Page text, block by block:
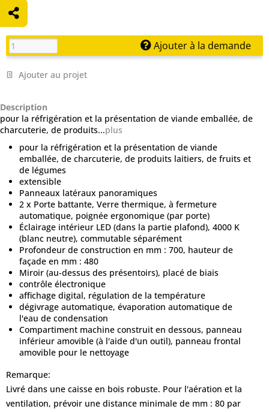
Ajouter à la demande
Ajouter au projet
Description
pour la réfrigération et la présentation de viande emballée, de
charcuterie, de produits...plus
pour la réfrigération et la présentation de viande
emballée, de charcuterie, de produits laitiers, de fruits et
de légumes
extensible
Panneaux latéraux panoramiques
2 x Porte battante, Verre thermique, à fermeture
automatique, poignée ergonomique (par porte)
Éclairage intérieur LED (dans la partie plafond), 4000 K
(blanc neutre), commutable séparément
Profondeur de construction en mm : 700, hauteur de
façade en mm : 480
Miroir (au-dessus des présentoirs), placé de biais
contrôle électronique
affichage digital, régulation de la température
dégivrage automatique, évaporation automatique de
l'eau de condensation
Compartiment machine construit en dessous, panneau
inférieur amovible (à l'aide d'un outil), panneau frontal
amovible pour le nettoyage
Remarque:
Livré dans une caisse en bois robuste. Pour l'aération et la
ventilation, prévoir une distance minimale de mm : 80 par